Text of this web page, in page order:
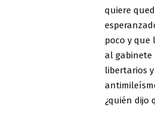
quiere
poco y que
al gabinete
libertarios
¿quién dijo